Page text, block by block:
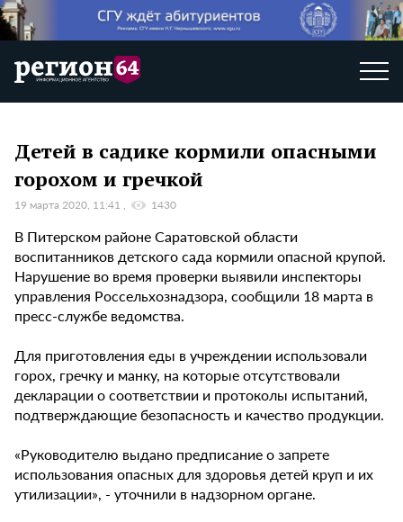
Детей в садике кормили опасными
горохом и гречкой
19 марта 2020, 11:41 1430
В Питерском районе Саратовской области
воспитанников детского сада кормили опасной крупой.
Нарушение во время проверки выявили инспекторы
управления Россельхознадзора, сообщили 18 марта в
пресс-службе ведомства.
Для приготовления еды в учреждении использовали
горох, гречку и манку, на которые отсутствовали
декларации о соответствии и протоколы испытаний,
подтверждающие безопасность и качество продукции.
«Руководителю выдано предписание о запрете
использования опасных для здоровья детей круп и их
утилизации», - уточнили в надзорном органе.